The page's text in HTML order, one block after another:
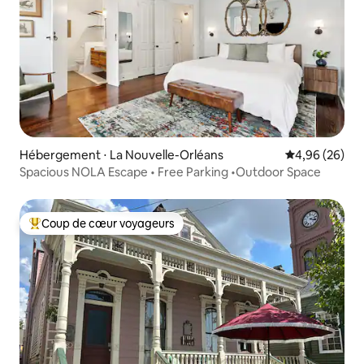
Hébergement ⋅ La Nouvelle-Orléans Évaluation
4,96 (26)
Spacious NOLA Escape • Free Parking •Outdoor Space
Coups de cœur voyageurs les plus appréciés
Coup de cœur voyageurs